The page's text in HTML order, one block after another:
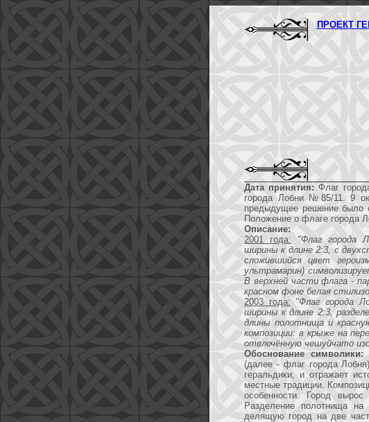
ПРОЕКТ
Дата принятия: Флаг
города Лобни №85/11. 9
предыдущее решение было
Положение о флаге города
Описание:
2001 года:
"Флаг города
ширины к длине 2:3, с
сложившийся цвет
ультрамарин)
В верхней части флага -
красном фоне белая
2003 года: "Флаг города
ширины к длине 2:3,
длины полотнища и
композиции: в крыже на
отвлечённую чешуйчато
Обоснование символики:
(далее - флаг города
геральдики, и отражает
местные традиции.
особенности. Город
Разделение полотнища
делящую город на две